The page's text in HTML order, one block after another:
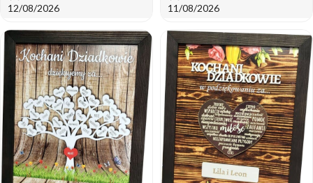
12/08/2026
11/08/2026